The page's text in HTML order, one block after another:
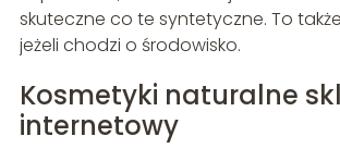
skuteczne co te syntetyczne. To
jeżeli chodzi o środowisko.
Kosmetyki naturalne
internetowy